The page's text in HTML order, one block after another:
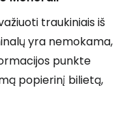
traukiniais iš
yra nemokama,
punkte
popierinį bilietą,